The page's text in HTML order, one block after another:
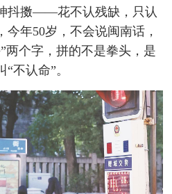
抖擞——花不认残缺，只认
年50岁，不会说闽南话，
个字，拼的不是拳头，是
不认命”。